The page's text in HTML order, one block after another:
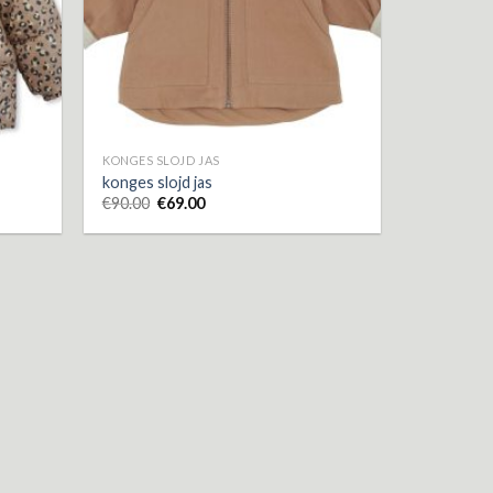
KONGES SLOJD JAS
konges slojd jas
€90.00 €69.00